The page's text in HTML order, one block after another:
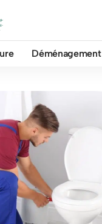
Déménagement